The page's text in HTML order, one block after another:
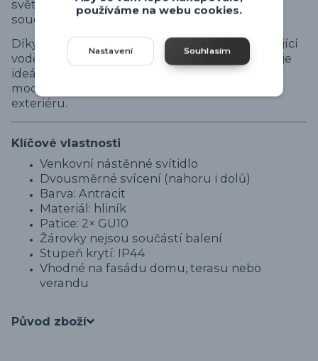
světla podle svých preferencí. Žárovky nejsou
součástí balení.
Díky krytí IP44 je svítidlo chráněno proti stříkající
vodě a je vhodné pro venkovní instalaci. ROYA je
ideální volbou pro ty, kteří chtějí kombinaci
moderního designu a efektivního osvětlení
exteriéru.
Klíčové vlastnosti
Venkovní nástěnné svítidlo
Dvousměrné svícení (nahoru i dolů)
Barva: Antracit
Materiál: hliník
Patice: 2× GU10
Žárovky nejsou součástí balení
Stupeň krytí: IP44
Vhodné na fasádu domu, terasu nebo
verandu
Původ zboží
používáme na webu cookies.
Nastavení Souhlasím